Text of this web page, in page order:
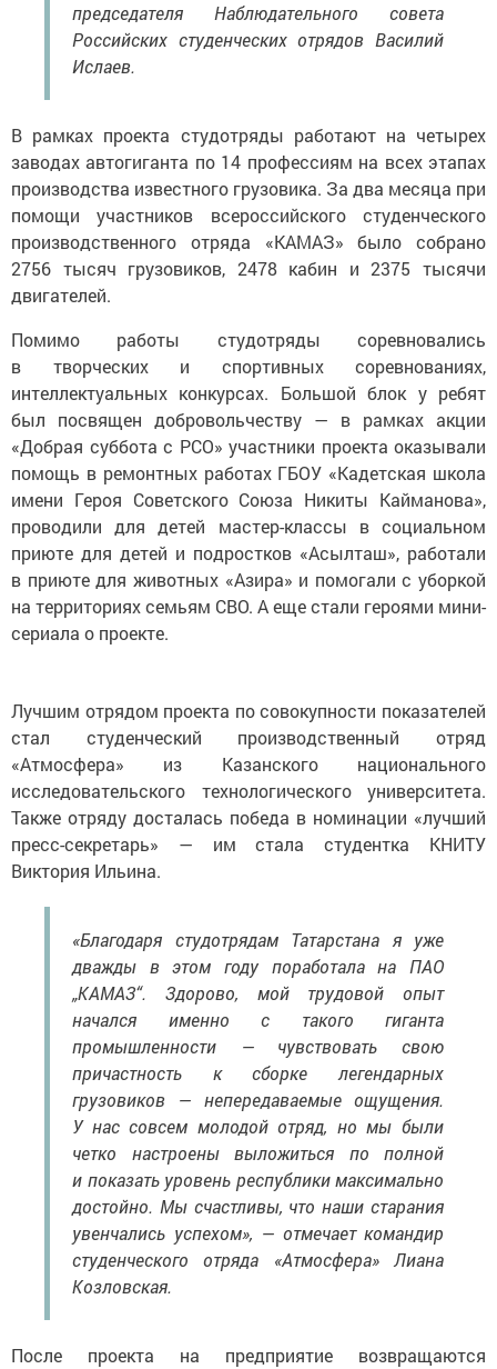
председателя Наблюдательного совета
Российских студенческих отрядов Василий
Ислаев.
В рамках проекта студотряды работают на четырех
заводах автогиганта по 14 профессиям на всех этапах
производства известного грузовика. За два месяца при
помощи участников всероссийского студенческого
производственного отряда «КАМАЗ» было собрано
2756 тысяч грузовиков, 2478 кабин и 2375 тысячи
двигателей.
Помимо работы студотряды соревновались
в творческих и спортивных соревнованиях,
интеллектуальных конкурсах. Большой блок у ребят
был посвящен добровольчеству — в рамках акции
«Добрая суббота с РСО» участники проекта оказывали
помощь в ремонтных работах ГБОУ «Кадетская школа
имени Героя Советского Союза Никиты Кайманова»,
проводили для детей мастер-классы в социальном
приюте для детей и подростков «Асылташ», работали
в приюте для животных «Азира» и помогали с уборкой
на территориях семьям СВО. А еще стали героями мини-
сериала о проекте.
Лучшим отрядом проекта по совокупности показателей
стал студенческий производственный отряд
«Атмосфера» из Казанского национального
исследовательского технологического университета.
Также отряду досталась победа в номинации «лучший
пресс-секретарь» — им стала студентка КНИТУ
Виктория Ильина.
«Благодаря студотрядам Татарстана я уже
дважды в этом году поработала на ПАО
„КАМАЗ“. Здорово, мой трудовой опыт
начался именно с такого гиганта
промышленности — чувствовать свою
причастность к сборке легендарных
грузовиков — непередаваемые ощущения.
У нас совсем молодой отряд, но мы были
четко настроены выложиться по полной
и показать уровень республики максимально
достойно. Мы счастливы, что наши старания
увенчались успехом», — отмечает командир
студенческого отряда «Атмосфера» Лиана
Козловская.
После проекта на предприятие возвращаются